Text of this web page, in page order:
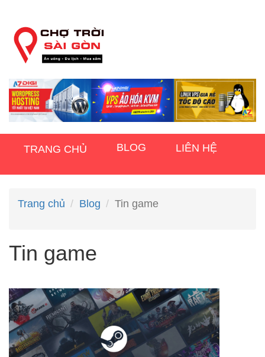
TRANG CHỦ BLOG LIÊN HỆ
Trang chủ Blog Tin game
Tin game